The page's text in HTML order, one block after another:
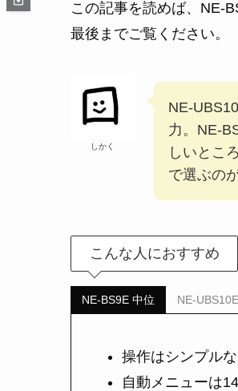
この記事を読めば、NE-
最後までご覧ください。
しかく
NE-
力。NE-
しいとこ
で選ぶの
こんな人におすすめ
NE-BS9E 中位 NE-
操作はシンプル
自動メニューは